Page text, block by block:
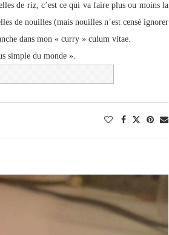
de riz, c’est ce qui va faire plus ou moins la
de nouilles (mais nouilles n’est censé ignorer
dans mon « curry » culum vitae.
simple du monde ».